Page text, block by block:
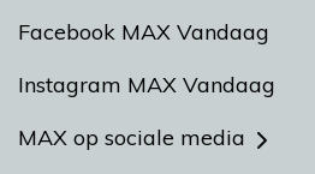
Facebook MAX Vandaag
Instagram MAX Vandaag
MAX op sociale media